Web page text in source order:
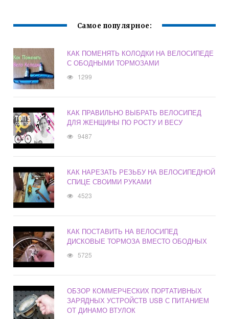
Самое популярное:
КАК ПОМЕНЯТЬ КОЛОДКИ НА ВЕЛОСИПЕДЕ
С ОБОДНЫМИ ТОРМОЗАМИ
1299
КАК ПРАВИЛЬНО ВЫБРАТЬ ВЕЛОСИПЕД
ДЛЯ ЖЕНЩИНЫ ПО РОСТУ И ВЕСУ
9487
КАК НАРЕЗАТЬ РЕЗЬБУ НА ВЕЛОСИПЕДНОЙ
СПИЦЕ СВОИМИ РУКАМИ
4523
КАК ПОСТАВИТЬ НА ВЕЛОСИПЕД
ДИСКОВЫЕ ТОРМОЗА ВМЕСТО ОБОДНЫХ
5725
ОБЗОР КОММЕРЧЕСКИХ ПОРТАТИВНЫХ
ЗАРЯДНЫХ УСТРОЙСТВ USB С ПИТАНИЕМ
ОТ ДИНАМО ВТУЛОК